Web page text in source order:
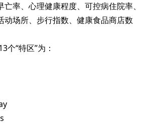
率、心理健康程度、可控病住院率、
动场所、步行指数、健康食品商店数
个“特区”为：